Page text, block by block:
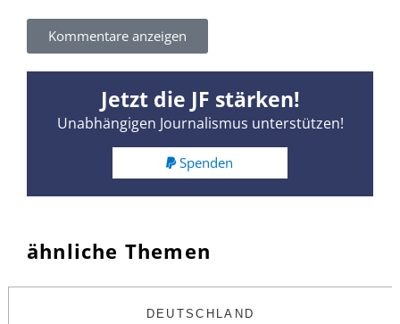
Kommentare anzeigen
Jetzt die JF stärken!
Unabhängigen Journalismus unterstützen!
Spenden
ähnliche Themen
DEUTSCHLAND